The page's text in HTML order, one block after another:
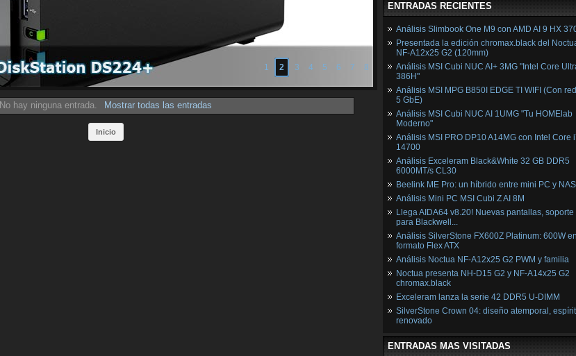
1 2 3 4 5 6 7 8
No hay ninguna entrada. Mostrar todas las entradas
Inicio
ENTRADAS RECIENTES
Análisis Slimbook One M9 con AMD AI 9 HX
Presentada la edición chromax.black del
NF‑A12x25 G2 (120mm)
Análisis MSI Cubi NUC AI+ 3MG "Intel Core
386H"
Análisis MSI MPG B850I EDGE TI WIFI (Con
5 GbE)
Análisis MSI Cubi NUC AI 1UMG "Tu HOMElab
Moderno"
Análisis MSI PRO DP10 A14MG con Intel Core
14700
Análisis Exceleram Black&White 32 GB DDR5
6000MT/s CL30
Beelink ME Pro: un híbrido entre mini PC y NAS
Análisis Mini PC MSI Cubi Z AI 8M
Llega AIDA64 v8.20! Nuevas pantallas, soporte
para Blackwell...
Análisis SilverStone FX600Z Platinum: 600W
formato Flex ATX
Análisis Noctua NF-A12x25 G2 PWM y familia
Noctua presenta NH-D15 G2 y NF-A14x25 G2
chromax.black
Exceleram lanza la serie 42 DDR5 U-DIMM
SilverStone Crown 04: diseño atemporal,
renovado
ENTRADAS MAS VISITADAS